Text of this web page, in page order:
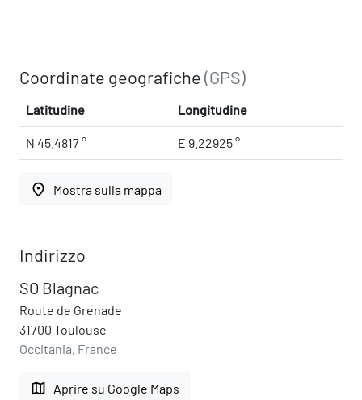
Coordinate geografiche(GPS)
Latitudine Longitudine
N 45.4817 ° E 9.22925 °
place Mostra sulla mappa
Indirizzo
SO Blagnac
Route de Grenade
31700 Toulouse
Occitania, France
map Aprire su Google Maps